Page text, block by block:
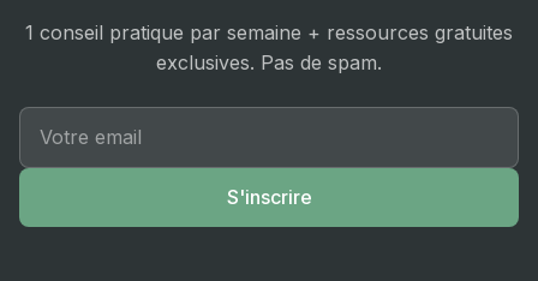
1 conseil pratique par semaine + ressources gratuites
exclusives. Pas de spam.
S'inscrire